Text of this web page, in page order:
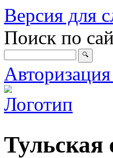
Версия для
Поиск по
Тульская